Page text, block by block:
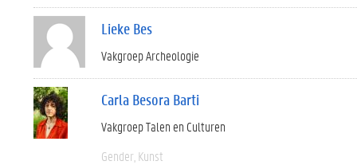
Lieke Bes
Vakgroep Archeologie
Carla Besora Barti
Vakgroep Talen en Culturen
Gender Kunst